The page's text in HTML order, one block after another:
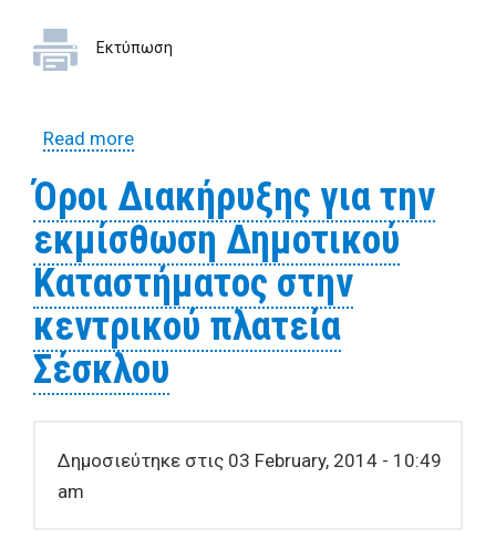
Εκτύπωση
Read moreabout Όροι διακήρυξης για την
στην Πλατεία Αγ.Λαυρεντίου
Όροι Διακήρυξης για την
εκμίσθωση Δημοτικού
Καταστήματος στην
κεντρικού πλατεία
Σέσκλου
Δημοσιεύτηκε στις 03 February, 2014 - 10:49
am